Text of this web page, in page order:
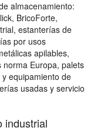
almacenamiento:
BricoForte,
estanterías de
por usos
apilables,
norma Europa, palets
equipamiento de
usadas y servicio
industrial